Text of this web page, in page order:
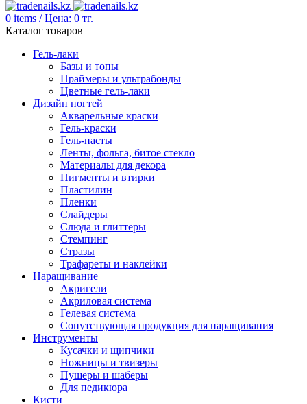
0 items / Цена: 0 тг.
Каталог товаров
Гель-лаки
Базы и топы
Праймеры и ультрабонды
Цветные гель-лаки
Дизайн ногтей
Акварельные краски
Гель-краски
Гель-пасты
Ленты, фольга, битое стекло
Материалы для декора
Пигменты и втирки
Пластилин
Пленки
Слайдеры
Слюда и глиттеры
Стемпинг
Стразы
Трафареты и наклейки
Наращивание
Акригели
Акриловая система
Гелевая система
Сопутствующая продукция для наращивания
Инструменты
Кусачки и щипчики
Ножницы и твизеры
Пушеры и шаберы
Для педикюра
Кисти